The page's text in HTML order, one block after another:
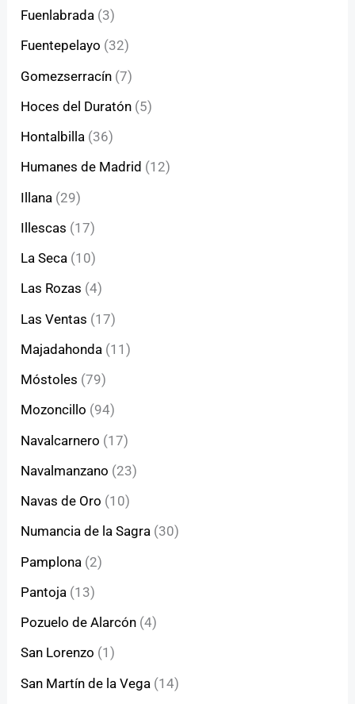
Fuenlabrada (3)
Fuentepelayo (32)
Gomezserracín (7)
Hoces del Duratón (5)
Hontalbilla (36)
Humanes de Madrid (12)
Illana (29)
Illescas (17)
La Seca (10)
Las Rozas (4)
Las Ventas (17)
Majadahonda (11)
Móstoles (79)
Mozoncillo (94)
Navalcarnero (17)
Navalmanzano (23)
Navas de Oro (10)
Numancia de la Sagra (30)
Pamplona (2)
Pantoja (13)
Pozuelo de Alarcón (4)
San Lorenzo (1)
San Martín de la Vega (14)